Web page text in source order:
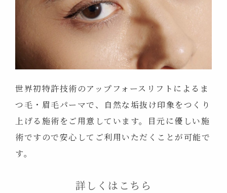
世界初特許技術のアップフォースリフトによるま
つ毛・眉毛パーマで、自然な垢抜け印象をつくり
上げる施術をご用意しています。目元に優しい施
術ですので安心してご利用いただくことが可能で
す。
詳しくはこちら